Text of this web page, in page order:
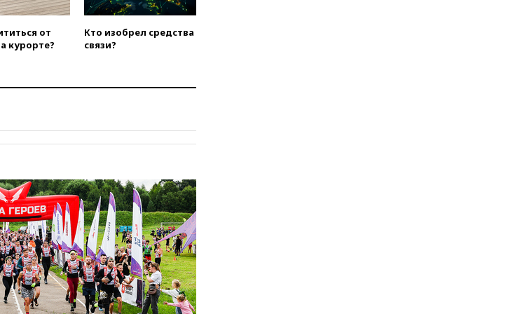
соглашение о прекращении
огня США и Ирана
вчера, 22:15 Три человека
вчера, 22:00Путин поручил
вчера, 21:56The Atlantic: Маск
атак вглубь РФ
вчера, 21:35После пожара на
складе в Брянске возбудили
уголовное дело
вчера, 21:26Лидеры сборной
РФ по гимнастике получили
официальный отказ в визах от
Хорватии
от
курорте?
Кто изобрел средства
связи?